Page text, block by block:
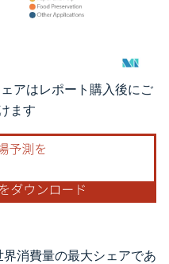
BY 4.0の表示が必要です。
アはレポート購入後にご
ます
消費量の最大シェアであ